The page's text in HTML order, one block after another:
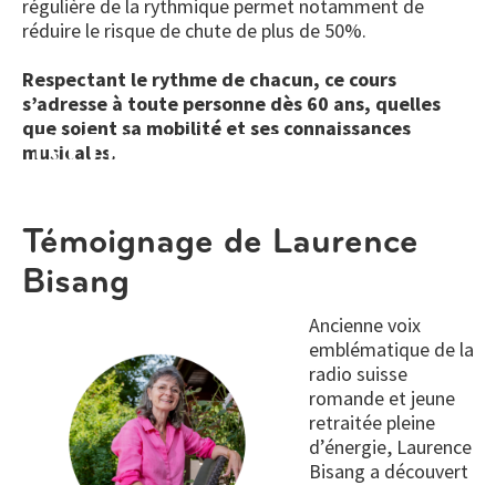
RYTHMIQUE DALCROZE
régulière de la rythmique permet notamment de
réduire le risque de chute de plus de 50%.
Respectant le rythme de chacun, ce cours
s’adresse à toute personne dès 60 ans, quelles
que soient sa mobilité et ses connaissances
musicales.
Témoignage de Laurence
Bisang
Ancienne voix
emblématique de la
radio suisse
romande et jeune
retraitée pleine
d’énergie, Laurence
Bisang a découvert